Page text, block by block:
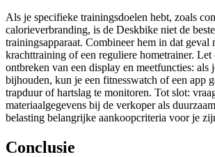
Als je specifieke trainingsdoelen hebt, zoals
calorieverbranding, is de Deskbike niet de
trainingsapparaat. Combineer hem in dat geval
krachttraining of een reguliere hometrainer. Let
ontbreken van een display en meetfuncties:
bijhouden, kun je een fitnesswatch of een app
trapduur of hartslag te monitoren. Tot slot:
materiaalgegevens bij de verkoper als
belasting belangrijke aankoopcriteria voor je
Conclusie